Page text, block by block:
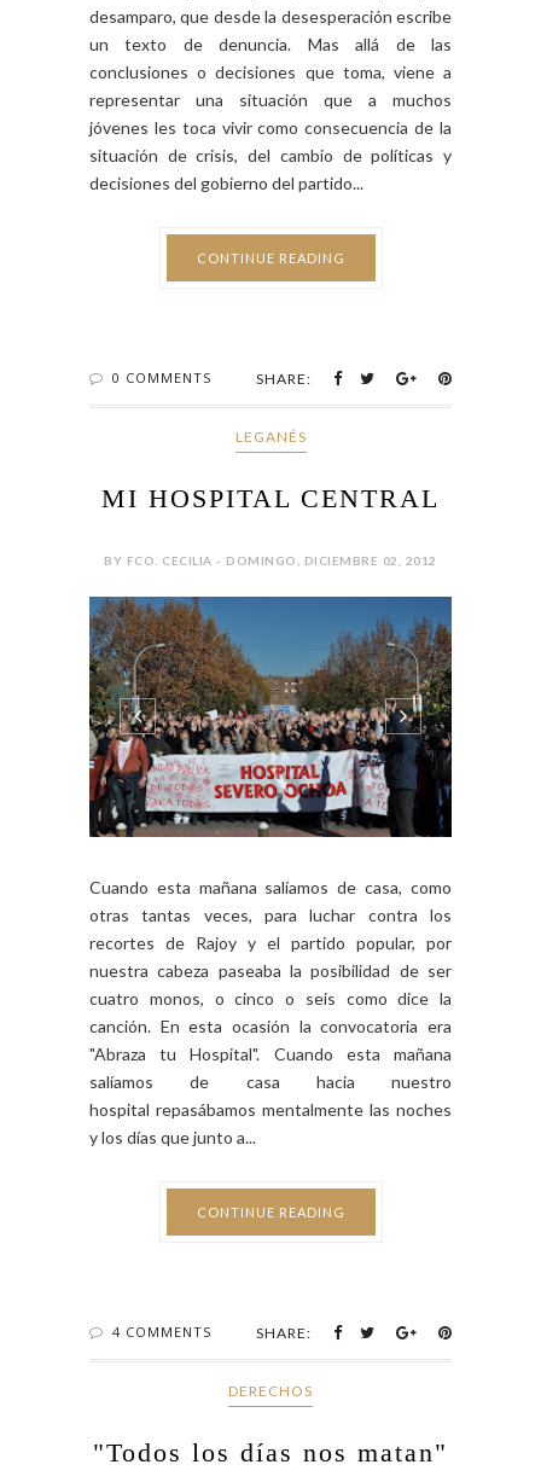
desamparo, que desde la desesperación escribe
un texto de denuncia. Mas allá de las
conclusiones o decisiones que toma, viene a
representar una situación que a muchos
jóvenes les toca vivir como consecuencia de la
situación de crisis, del cambio de políticas y
decisiones del gobierno del partido...
CONTINUE READING
0 COMMENTS SHARE:
LEGANÉS
MI HOSPITAL CENTRAL
BY FCO. CECILIA - DOMINGO, DICIEMBRE 02, 2012
Cuando esta mañana salíamos de casa, como
otras tantas veces, para luchar contra los
recortes de Rajoy y el partido popular, por
nuestra cabeza paseaba la posibilidad de ser
cuatro monos, o cinco o seis como dice la
canción. En esta ocasión la convocatoria era
"Abraza tu Hospital". Cuando esta mañana
salíamos de casa hacia nuestro
hospital repasábamos mentalmente las noches
y los días que junto a...
CONTINUE READING
4 COMMENTS SHARE:
DERECHOS
"Todos los días nos matan"